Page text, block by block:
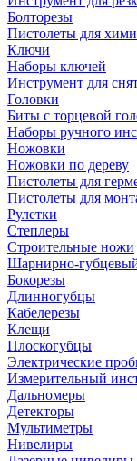
Болторезы
Пистолеты для
Ключи
Наборы ключей
Инструмент для
Головки
Биты с торцевой
Наборы ручного
Ножовки
Ножовки по дереву
Пистолеты для
Пистолеты для
Рулетки
Степлеры
Строительные ножи
Шарнирно-
Бокорезы
Длинногубцы
Кабелерезы
Клещи
Плоскогубцы
Электрические
Измерительный
Дальномеры
Детекторы
Мультиметры
Нивелиры